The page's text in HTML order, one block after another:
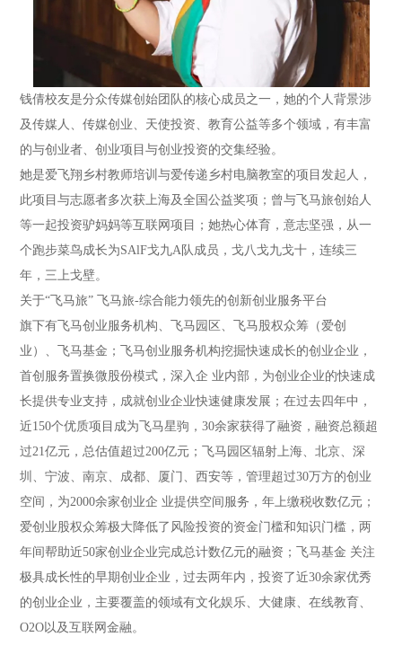
钱倩校友是分众传媒创始团队的核心成员之一，她的个人背景涉
及传媒人、传媒创业、天使投资、教育公益等多个领域，有丰富
的与创业者、创业项目与创业投资的交集经验。
她是爱飞翔乡村教师培训与爱传递乡村电脑教室的项目发起人，
此项目与志愿者多次获上海及全国公益奖项；曾与飞马旅创始人
等一起投资驴妈妈等互联网项目；她热心体育，意志坚强，从一
个跑步菜鸟成长为SAlF戈九A队成员，戈八戈九戈十，连续三
年，三上戈壁。
关于“飞马旅” 飞马旅-综合能力领先的创新创业服务平台
旗下有飞马创业服务机构、飞马园区、飞马股权众筹（爱创
业）、飞马基金；飞马创业服务机构挖掘快速成长的创业企业，
首创服务置换微股份模式，深入企 业内部，为创业企业的快速成
长提供专业支持，成就创业企业快速健康发展；在过去四年中，
近150个优质项目成为飞马星驹，30余家获得了融资，融资总额超
过21亿元，总估值超过200亿元；飞马园区辐射上海、北京、深
圳、宁波、南京、成都、厦门、西安等，管理超过30万方的创业
空间，为2000余家创业企 业提供空间服务，年上缴税收数亿元；
爱创业股权众筹极大降低了风险投资的资金门槛和知识门槛，两
年间帮助近50家创业企业完成总计数亿元的融资；飞马基金 关注
极具成长性的早期创业企业，过去两年内，投资了近30余家优秀
的创业企业，主要覆盖的领域有文化娱乐、大健康、在线教育、
O2O以及互联网金融。